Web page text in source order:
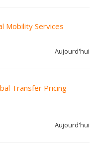
Mobility Services
Aujourd'hui
Transfer Pricing
Aujourd'hui